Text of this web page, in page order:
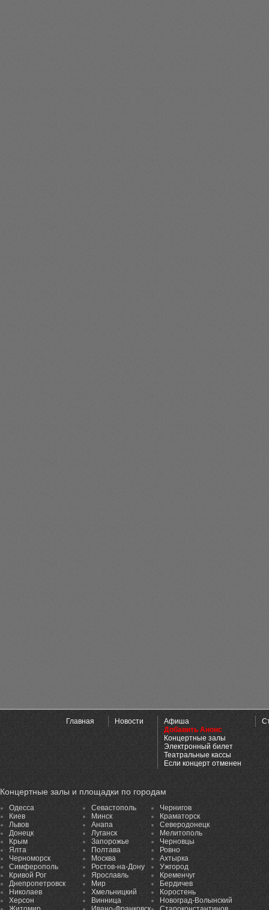
Главная Новости
Афиша
Добавить Анонс
Концертные залы
Электронный билет
Театральные кассы
Если концерт отменен
Концертные залы и площадки по городам
Одесса
Киев
Львов
Донецк
Крым
Ялта
Черноморск
Симферополь
Кривой Рог
Днепропетровск
Николаев
Херсон
Севастополь
Минск
Анапа
Луганск
Запорожье
Полтава
Москва
Ростов-на-Дону
Ярославль
Мир
Хмельницкий
Винница
Чернигов
Краматорск
Северодонецк
Мелитополь
Черновцы
Ровно
Ахтырка
Ужгород
Кременчуг
Бердичев
Коростень
Новоград-Волынский